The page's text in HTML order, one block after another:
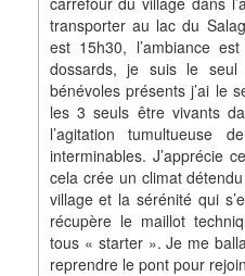
transporter au lac du
est 15h30, l’ambiance
dossards, je suis le
bénévoles présents j’ai le
les 3 seuls être vivants
l’agitation tumultueuse
interminables. J’apprécie
cela crée un climat
village et la sérénité qui
récupère le maillot
tous « starter ». Je me
reprendre le pont pour